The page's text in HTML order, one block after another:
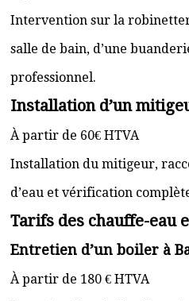
Intervention sur la
salle de bain, d’une
professionnel.
Installation d’un
À partir de 60€ HTVA
Installation du mitigeur,
d’eau et vérification
Tarifs des chauffe-eau
Entretien d’un boiler à
À partir de 180 € HTVA